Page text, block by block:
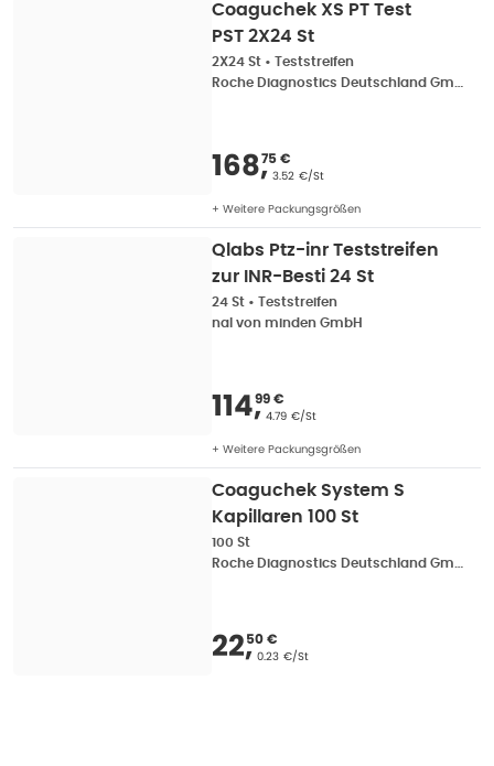
Coaguchek XS PT Test
PST 2X24 St
2X24 St • Teststreifen
Verkaufspreis
168,
75 €
Grundpreis
3.52 €/St
+ Weitere Packungsgrößen
Qlabs Ptz-inr Teststreifen
zur INR-Besti 24 St
24 St • Teststreifen
nal von minden GmbH
Verkaufspreis
114,
99 €
Grundpreis
4.79 €/St
+ Weitere Packungsgrößen
Coaguchek System S
Kapillaren 100 St
100 St
Verkaufspreis
22,50 €
Grundpreis
0.23 €/St